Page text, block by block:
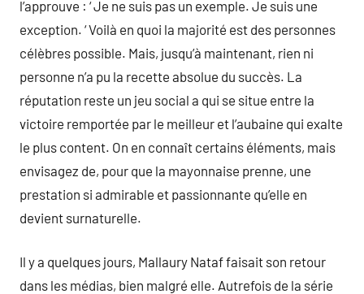
l’approuve : ‘ Je ne suis pas un exemple. Je suis une
exception. ‘ Voilà en quoi la majorité est des personnes
célèbres possible. Mais, jusqu’à maintenant, rien ni
personne n’a pu la recette absolue du succès. La
réputation reste un jeu social a qui se situe entre la
victoire remportée par le meilleur et l’aubaine qui exalte
le plus content. On en connaît certains éléments, mais
envisagez de, pour que la mayonnaise prenne, une
prestation si admirable et passionnante qu’elle en
devient surnaturelle.
Il y a quelques jours, Mallaury Nataf faisait son retour
dans les médias, bien malgré elle. Autrefois de la série